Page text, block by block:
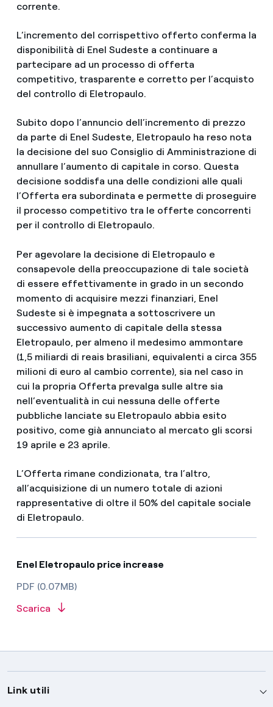
corrente.
L’incremento del corrispettivo offerto conferma la
disponibilità di Enel Sudeste a continuare a
partecipare ad un processo di offerta
competitivo, trasparente e corretto per l’acquisto
del controllo di Eletropaulo.
Subito dopo l’annuncio dell’incremento di prezzo
da parte di Enel Sudeste, Eletropaulo ha reso nota
la decisione del suo Consiglio di Amministrazione di
annullare l’aumento di capitale in corso. Questa
decisione soddisfa una delle condizioni alle quali
l’Offerta era subordinata e permette di proseguire
il processo competitivo tra le offerte concorrenti
per il controllo di Eletropaulo.
Per agevolare la decisione di Eletropaulo e
consapevole della preoccupazione di tale società
di essere effettivamente in grado in un secondo
momento di acquisire mezzi finanziari, Enel
Sudeste si è impegnata a sottoscrivere un
successivo aumento di capitale della stessa
Eletropaulo, per almeno il medesimo ammontare
(1,5 miliardi di reais brasiliani, equivalenti a circa 355
milioni di euro al cambio corrente), sia nel caso in
cui la propria Offerta prevalga sulle altre sia
nell’eventualità in cui nessuna delle offerte
pubbliche lanciate su Eletropaulo abbia esito
positivo, come già annunciato al mercato gli scorsi
19 aprile e 23 aprile.
L’Offerta rimane condizionata, tra l’altro,
all’acquisizione di un numero totale di azioni
rappresentative di oltre il 50% del capitale sociale
di Eletropaulo.
Enel Eletropaulo price increase
PDF (0.07MB)
Scarica
Link utili